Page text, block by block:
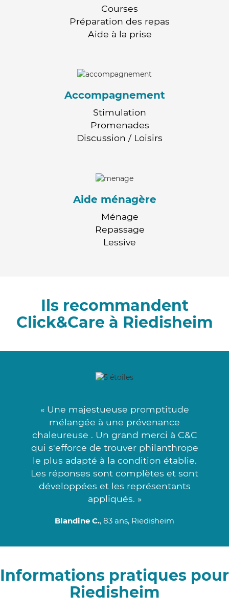
Courses
Préparation des repas
Aide à la prise
Accompagnement
Stimulation
Promenades
Discussion / Loisirs
Aide ménagère
Ménage
Repassage
Lessive
Ils recommandent
Click&Care à Riedisheim
« Une majestueuse promptitude
mélangée à une prévenance
chaleureuse . Un grand merci à C&C
qui s'efforce de trouver philanthrope
le plus adapté à la condition établie.
Les réponses sont complètes et sont
développées et les représentants
appliqués. »
Blandine C., 83 ans, Riedisheim
Informations pratiques pour
Riedisheim